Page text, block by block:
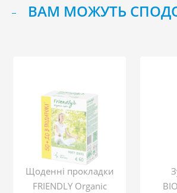
ВАМ МОЖУТЬ
Щоденні прокладки
FRIENDLY Organic